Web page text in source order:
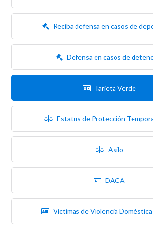
Reciba defensa en casos de
Defensa en casos de
Tarjeta Verde
Estatus de Protección
Asilo
DACA
Víctimas de Violencia Doméstica